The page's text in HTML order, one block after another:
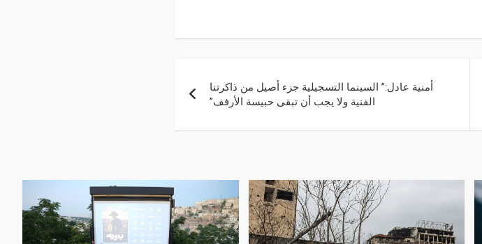
أمنية عادل:” السينما التسجيلية جزء أصيل من ذاكرتنا
الفنية ولا يجب أن تبقى حبيسة الأرفف”